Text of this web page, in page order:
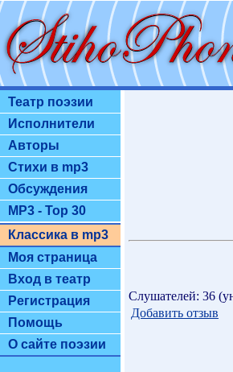
Театр поэзии
Исполнители
Авторы
Стихи в mp3
Обсуждения
MP3 - Top 30
Классика в mp3
Моя страница
Вход в театр
Регистрация
Помощь
О сайте поэзии
Слушателей: 36
Добавить отзыв